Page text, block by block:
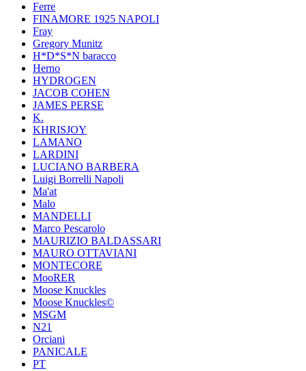
Ferre
FINAMORE 1925 NAPOLI
Fray
Gregory Munitz
H*D*S*N baracco
Herno
HYDROGEN
JACOB COHEN
JAMES PERSE
K.
KHRISJOY
LAMANO
LARDINI
LUCIANO BARBERA
Luigi Borrelli Napoli
Ma'at
Malo
MANDELLI
Marco Pescarolo
MAURIZIO BALDASSARI
MAURO OTTAVIANI
MONTECORE
MooRER
Moose Knuckles
Moose Knuckles©️
MSGM
N21
Orciani
PANICALE
PT